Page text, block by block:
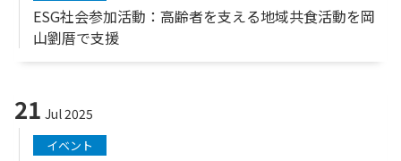
ESG社会参加活動：高齢者を支える地域共食活動を岡
山劉厝で支援
21 Jul 2025
イベント